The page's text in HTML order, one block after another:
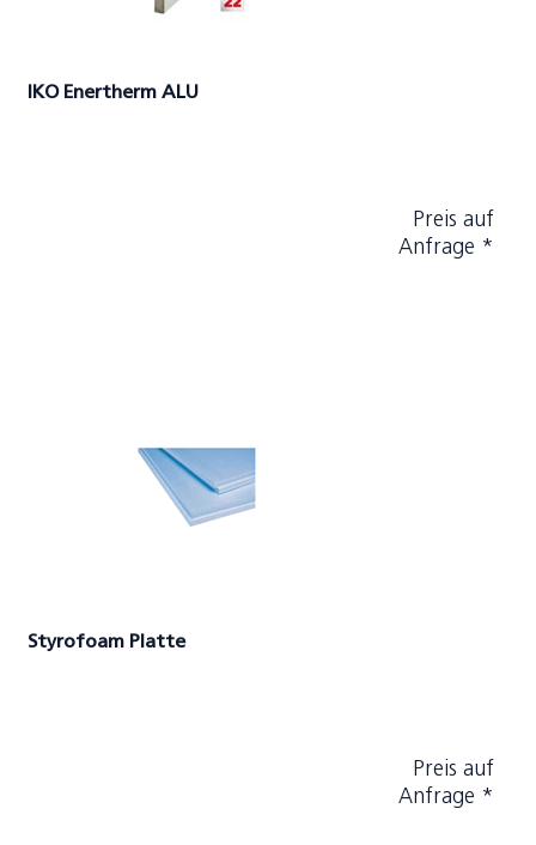
IKO Enertherm ALU
Preis auf
Anfrage *
Styrofoam Platte
Preis auf
Anfrage *